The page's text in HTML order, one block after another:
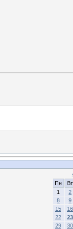
Пн
Вт
1
2
8
9
15
16
22
23
29
30